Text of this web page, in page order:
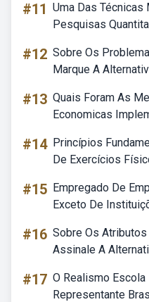
#11 Uma Das
Pesquisas
#12 Sobre Os
Marque A
#13 Quais Foram As
Economicas
#14 Princípios
De Exercícios
#15 Empregado De
Exceto De
#16 Sobre Os
Assinale A
#17 O Realismo
Representante